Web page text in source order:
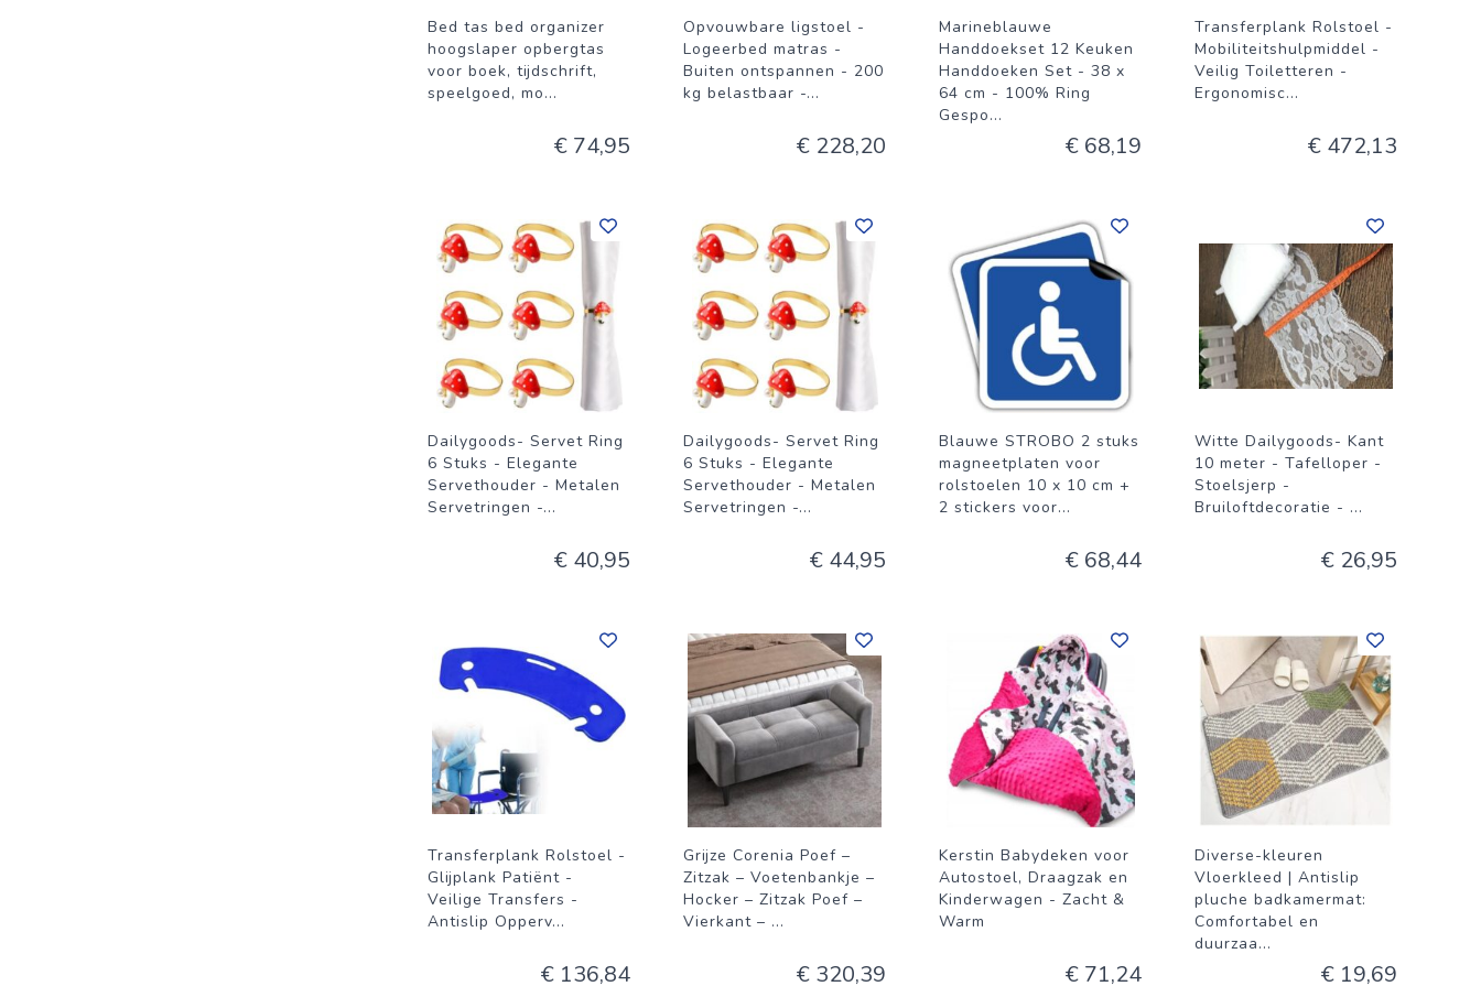
Bed tas bed organizer
hoogslaper opbergtas
voor boek, tijdschrift,
speelgoed, mo...
€ 74,95
Opvouwbare ligstoel -
Logeerbed matras -
Buiten ontspannen - 200
kg belastbaar -...
€ 228,20
Marineblauwe
Handdoekset 12 Keuken
Handdoeken Set - 38 x
64 cm - 100% Ring
Gespo...
€ 68,19
Transferplank Rolstoel -
Mobiliteitshulpmiddel -
Veilig Toiletteren -
Ergonomisc...
€ 472,13
Dailygoods- Servet Ring
6 Stuks - Elegante
Servethouder - Metalen
Servetringen -...
€ 40,95
Dailygoods- Servet Ring
6 Stuks - Elegante
Servethouder - Metalen
Servetringen -...
€ 44,95
Blauwe STROBO 2 stuks
magneetplaten voor
rolstoelen 10 x 10 cm +
2 stickers voor...
€ 68,44
Witte Dailygoods- Kant
10 meter - Tafelloper -
Stoelsjerp -
Bruiloftdecoratie - ...
€ 26,95
Transferplank Rolstoel -
Glijplank Patiënt -
Veilige Transfers -
Antislip Opperv...
€ 136,84
Grijze Corenia Poef –
Zitzak – Voetenbankje –
Hocker – Zitzak Poef –
Vierkant – ...
€ 320,39
Kerstin Babydeken voor
Autostoel, Draagzak en
Kinderwagen - Zacht &
Warm
€ 71,24
Diverse-kleuren
Vloerkleed | Antislip
pluche badkamermat:
Comfortabel en
duurzaa...
€ 19,69